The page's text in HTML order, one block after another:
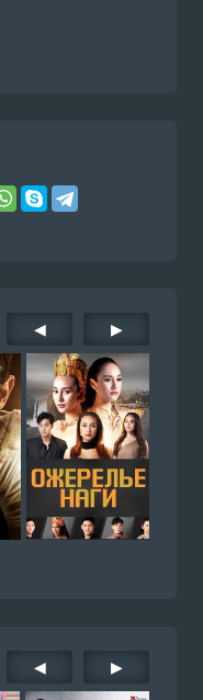
◀ ▶
◀ ▶